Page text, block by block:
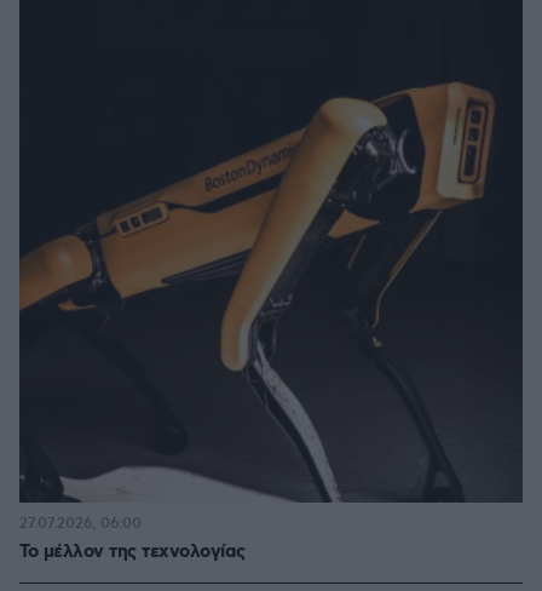
Το μέλλον της τεχνολογίας
27.07.2026, 06:00